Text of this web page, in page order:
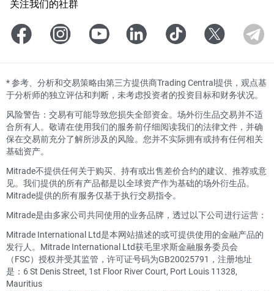
关注我们的社群
*参考、分析和交易策略由第三方提供商Trading Central提供，观点基
于分析师的独立评估和判断，未考虑投资者的投资目标和财务状况。
风险警告：交易有可能导致您损失全部资金。场外衍生品交易并不适
合所有人。敬请在使用我们的服务前仔细阅读我们的法律文件，并确
保在交易前充分了解所涉及的风险。您并不实际拥有或持有任何相关
基础资产。
Mitrade不提供任何关于购买、持有或出售差价合约的建议、推荐或意
见。我们提供的所有产品都是以全球资产作为基础的场外衍生品。
Mitrade提供的所有服务仅基于执行交易指令。
Mitrade是由多家公司共同使用的业务品牌，透过以下公司进行运营：
Mitrade International Ltd是本网站描述的或可提供使用的金融产品的
发行人。Mitrade International Ltd获毛里求斯金融服务委员会
（FSC）授权并受其监管，许可证号码为GB20025791，注册地址
是：6 St Denis Street, 1st Floor River Court, Port Louis 11328,
Mauritius